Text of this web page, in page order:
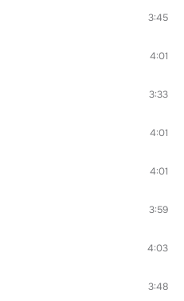
3:45
4:01
3:33
4:01
4:01
3:59
4:03
3:48